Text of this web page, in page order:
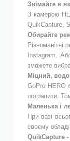
Знімайте в
З камерою
QuikCapture,
Обирайте
Instagram.
зможете
Міцний,
GoPrо HERO
потрапити.
Маленька і
При вазі
своєму
QuikCapture